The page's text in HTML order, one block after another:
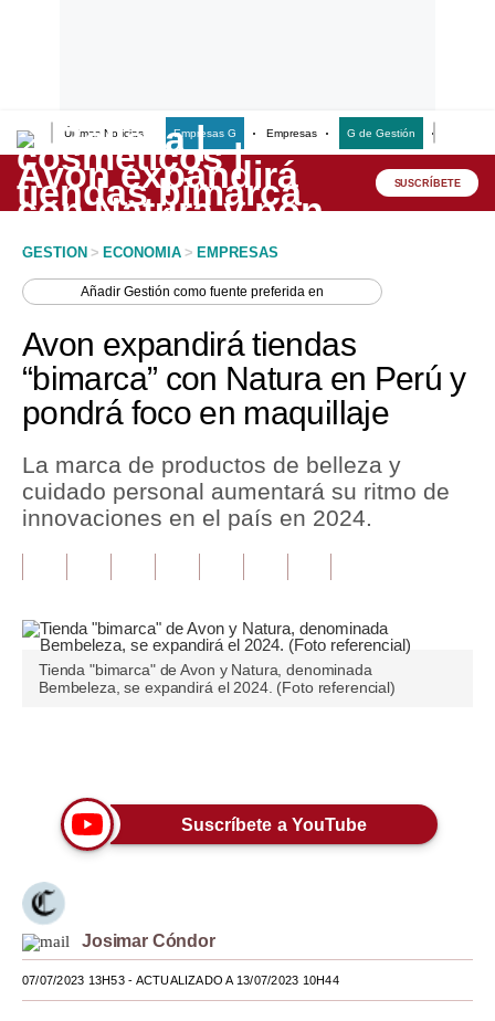
Últimas Noticias Empresas G Empresas G de Gestión
Lo último
Peru Quiosco
Economía
Mercados
Política
Finanzas Personales
Inmobiliarias
Plus G
Pregunta de hoy
Tendencias
Lujo
Viajes
SUSCRÍBETE
GESTION > ECONOMIA > EMPRESAS
AñadirGestión como fuente preferida en
Avon expandirá tiendas
“bimarca” con Natura en Perú y
pondrá foco en maquillaje
La marca de productos de belleza y
cuidado personal aumentará su ritmo de
innovaciones en el país en 2024.
Tienda "bimarca" de Avon y Natura, denominada
Bembeleza, se expandirá el 2024. (Foto referencial)
Suscríbete a YouTube
Josimar Cóndor
07/07/2023 13H53- ACTUALIZADO A 13/07/2023 10H44